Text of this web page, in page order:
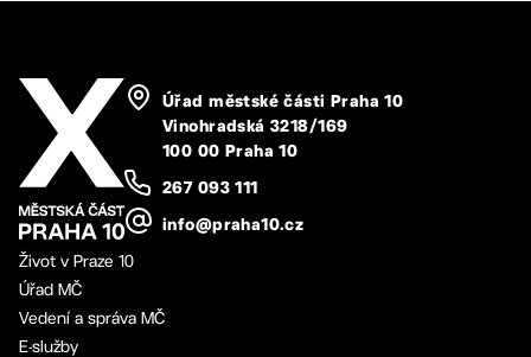
Úřad městské části Praha 10
Vinohradská 3218/169
100 00 Praha 10
267 093 111
info@praha10.cz
Život v Praze 10
Úřad MČ
Vedení a správa MČ
E-služby